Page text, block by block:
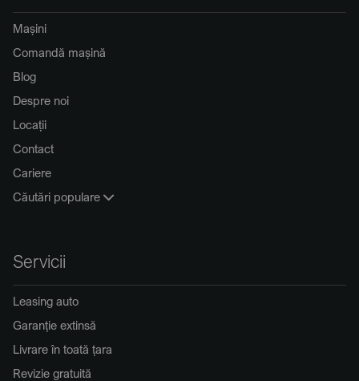
Mașini
Comandă mașină
Blog
Despre noi
Locații
Contact
Cariere
Căutări populare
Servicii
Leasing auto
Garanție extinsă
Livrare în toată țara
Revizie gratuită